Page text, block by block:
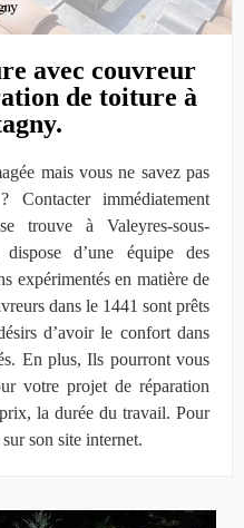
avec couvreur
de toiture à
mais vous ne savez pas
immédiatement
trouve à Valeyres-sous-
d’une équipe des
expérimentés en matière de
dans le 1441 sont prêts
d’avoir le confort dans
En plus, Ils pourront vous
votre projet de réparation
la durée du travail. Pour
son site internet.